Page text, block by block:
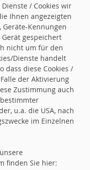
die
/ Cookies wir
Ihnen angezeigten
Geräte-Kennungen
gespeichert
nicht um für den
Dienste handelt
dass diese Cookies /
der Aktivierung
Zustimmung auch
u.a. die USA, nach
im Einzelnen
finden Sie hier: